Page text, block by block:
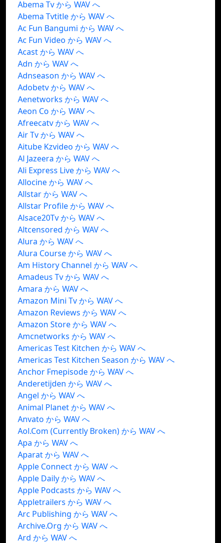
Abema Tv から WAV へ
Abema Tvtitle から WAV へ
Ac Fun Bangumi から WAV へ
Ac Fun Video から WAV へ
Acast から WAV へ
Adn から WAV へ
Adnseason から WAV へ
Adobetv から WAV へ
Aenetworks から WAV へ
Aeon Co から WAV へ
Afreecatv から WAV へ
Air Tv から WAV へ
Aitube Kzvideo から WAV へ
Al Jazeera から WAV へ
Ali Express Live から WAV へ
Allocine から WAV へ
Allstar から WAV へ
Allstar Profile から WAV へ
Alsace20Tv から WAV へ
Altcensored から WAV へ
Alura から WAV へ
Alura Course から WAV へ
Am History Channel から WAV へ
Amadeus Tv から WAV へ
Amara から WAV へ
Amazon Mini Tv から WAV へ
Amazon Reviews から WAV へ
Amazon Store から WAV へ
Amcnetworks から WAV へ
Americas Test Kitchen から WAV へ
Americas Test Kitchen Season から WAV へ
Anchor Fmepisode から WAV へ
Anderetijden から WAV へ
Angel から WAV へ
Animal Planet から WAV へ
Anvato から WAV へ
Aol.Com (Currently Broken) から WAV へ
Apa から WAV へ
Aparat から WAV へ
Apple Connect から WAV へ
Apple Daily から WAV へ
Apple Podcasts から WAV へ
Appletrailers から WAV へ
Arc Publishing から WAV へ
Archive.Org から WAV へ
Ard から WAV へ